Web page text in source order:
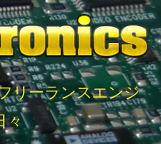
リーランスエンジ
々